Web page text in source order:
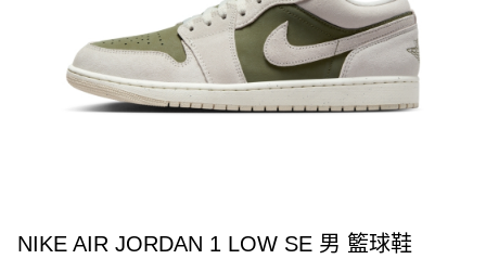
NIKE AIR JORDAN 1 LOW SE 男 籃球鞋